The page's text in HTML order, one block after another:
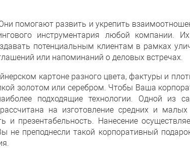
помогают развить и укрепить
инструментария любой компании.
потенциальным клиентам в рамках
или напоминаний о деловых встречах.
картоне разного цвета, фактуры и
золотом или серебром. Чтобы Ваша
подходящие технологии. Одной из
на изготовление средних и
презентабельность. Нанесение
преподнесли такой корпоративный